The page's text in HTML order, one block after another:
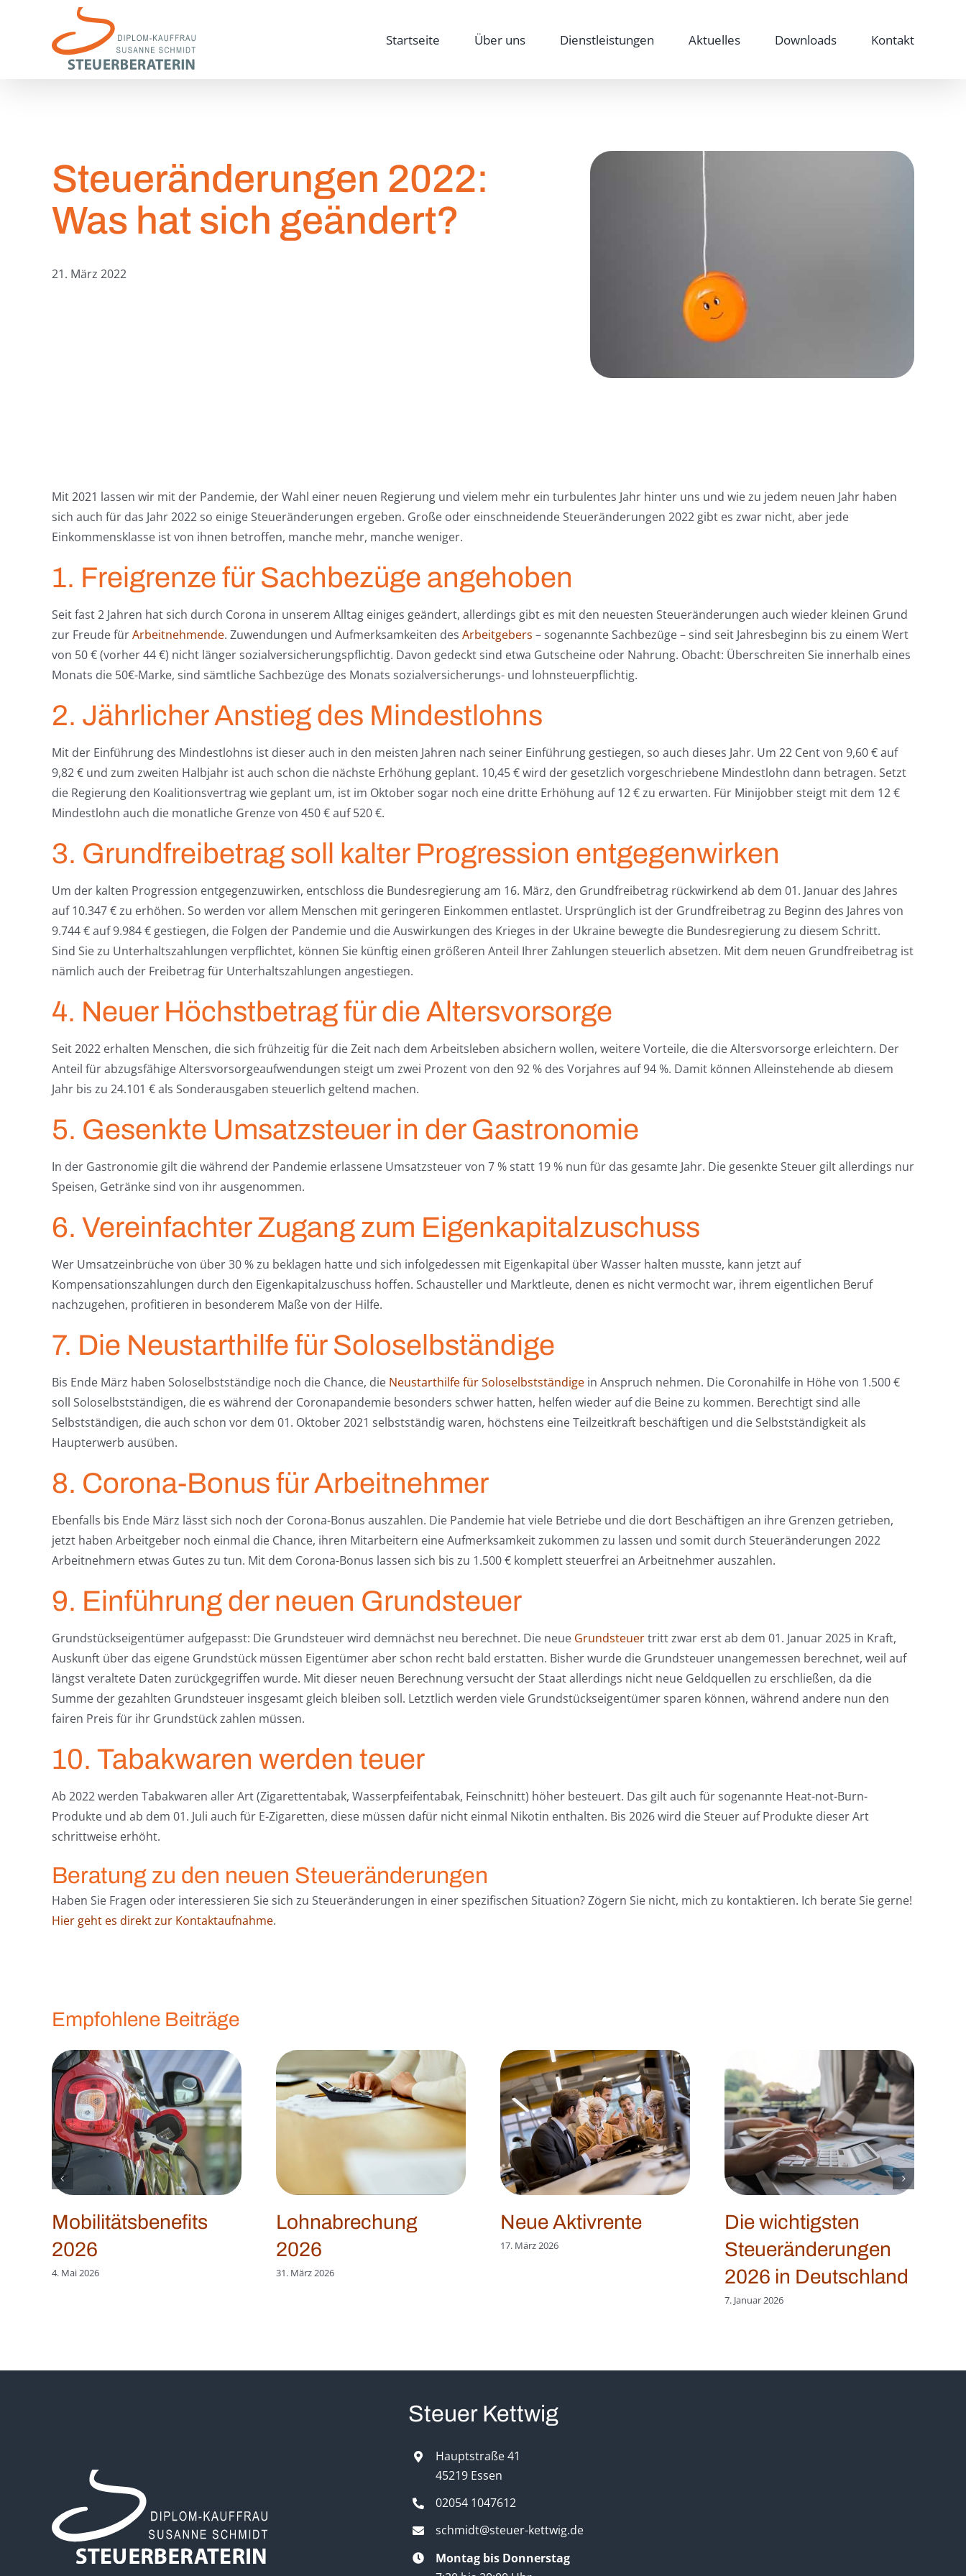
Startseite Über uns Dienstleistungen Aktuelles Downloads Kontakt
Steueränderungen 2022:
Was hat sich geändert?
21. März 2022
Mit 2021 lassen wir mit der Pandemie, der Wahl einer neuen Regierung und vielem mehr ein turbulentes Jahr hinter uns und wie zu jedem neuen Jahr haben
sich auch für das Jahr 2022 so einige Steueränderungen ergeben. Große oder einschneidende Steueränderungen 2022 gibt es zwar nicht, aber jede
Einkommensklasse ist von ihnen betroffen, manche mehr, manche weniger.
1. Freigrenze für Sachbezüge angehoben
Seit fast 2 Jahren hat sich durch Corona in unserem Alltag einiges geändert, allerdings gibt es mit den neuesten Steueränderungen auch wieder kleinen Grund
zur Freude fürArbeitnehmende. Zuwendungen und Aufmerksamkeiten des Arbeitgebers – sogenannte Sachbezüge – sind seit Jahresbeginn bis zu einem Wert
von 50 € (vorher 44 €) nicht länger sozialversicherungspflichtig. Davon gedeckt sind etwa Gutscheine oder Nahrung. Obacht: Überschreiten Sie innerhalb eines
Monats die 50€-Marke, sind sämtliche Sachbezüge des Monats sozialversicherungs- und lohnsteuerpflichtig.
2. Jährlicher Anstieg des Mindestlohns
Mit der Einführung des Mindestlohns ist dieser auch in den meisten Jahren nach seiner Einführung gestiegen, so auch dieses Jahr. Um 22 Cent von 9,60 € auf
9,82 € und zum zweiten Halbjahr ist auch schon die nächste Erhöhung geplant. 10,45 € wird der gesetzlich vorgeschriebene Mindestlohn dann betragen. Setzt
die Regierung den Koalitionsvertrag wie geplant um, ist im Oktober sogar noch eine dritte Erhöhung auf 12 € zu erwarten. Für Minijobber steigt mit dem 12 €
Mindestlohn auch die monatliche Grenze von 450 € auf 520 €.
3. Grundfreibetrag soll kalter Progression entgegenwirken
Um der kalten Progression entgegenzuwirken, entschloss die Bundesregierung am 16. März, den Grundfreibetrag rückwirkend ab dem 01. Januar des Jahres
auf 10.347 € zu erhöhen. So werden vor allem Menschen mit geringeren Einkommen entlastet. Ursprünglich ist der Grundfreibetrag zu Beginn des Jahres von
9.744 € auf 9.984 € gestiegen, die Folgen der Pandemie und die Auswirkungen des Krieges in der Ukraine bewegte die Bundesregierung zu diesem Schritt.
Sind Sie zu Unterhaltszahlungen verpflichtet, können Sie künftig einen größeren Anteil Ihrer Zahlungen steuerlich absetzen. Mit dem neuen Grundfreibetrag ist
nämlich auch der Freibetrag für Unterhaltszahlungen angestiegen.
4. Neuer Höchstbetrag für die Altersvorsorge
Seit 2022 erhalten Menschen, die sich frühzeitig für die Zeit nach dem Arbeitsleben absichern wollen, weitere Vorteile, die die Altersvorsorge erleichtern. Der
Anteil für abzugsfähige Altersvorsorgeaufwendungen steigt um zwei Prozent von den 92 % des Vorjahres auf 94 %. Damit können Alleinstehende ab diesem
Jahr bis zu 24.101 € als Sonderausgaben steuerlich geltend machen.
5. Gesenkte Umsatzsteuer in der Gastronomie
In der Gastronomie gilt die während der Pandemie erlassene Umsatzsteuer von 7 % statt 19 % nun für das gesamte Jahr. Die gesenkte Steuer gilt allerdings nur
Speisen, Getränke sind von ihr ausgenommen.
6. Vereinfachter Zugang zum Eigenkapitalzuschuss
Wer Umsatzeinbrüche von über 30 % zu beklagen hatte und sich infolgedessen mit Eigenkapital über Wasser halten musste, kann jetzt auf
Kompensationszahlungen durch den Eigenkapitalzuschuss hoffen. Schausteller und Marktleute, denen es nicht vermocht war, ihrem eigentlichen Beruf
nachzugehen, profitieren in besonderem Maße von der Hilfe.
7. Die Neustarthilfe für Soloselbständige
Bis Ende März haben Soloselbstständige noch die Chance, die Neustarthilfe für Soloselbstständigein Anspruch nehmen. Die Coronahilfe in Höhe von 1.500 €
soll Soloselbstständigen, die es während der Coronapandemie besonders schwer hatten, helfen wieder auf die Beine zu kommen. Berechtigt sind alle
Selbstständigen, die auch schon vor dem 01. Oktober 2021 selbstständig waren, höchstens eine Teilzeitkraft beschäftigen und die Selbstständigkeit als
Haupterwerb ausüben.
8. Corona-Bonus für Arbeitnehmer
Ebenfalls bis Ende März lässt sich noch der Corona-Bonus auszahlen. Die Pandemie hat viele Betriebe und die dort Beschäftigen an ihre Grenzen getrieben,
jetzt haben Arbeitgeber noch einmal die Chance, ihren Mitarbeitern eine Aufmerksamkeit zukommen zu lassen und somit durch Steueränderungen 2022
Arbeitnehmern etwas Gutes zu tun. Mit dem Corona-Bonus lassen sich bis zu 1.500 € komplett steuerfrei an Arbeitnehmer auszahlen.
9. Einführung der neuen Grundsteuer
Grundstückseigentümer aufgepasst: Die Grundsteuer wird demnächst neu berechnet. Die neue Grundsteuertritt zwar erst ab dem 01. Januar 2025 in Kraft,
Auskunft über das eigene Grundstück müssen Eigentümer aber schon recht bald erstatten. Bisher wurde die Grundsteuer unangemessen berechnet, weil auf
längst veraltete Daten zurückgegriffen wurde. Mit dieser neuen Berechnung versucht der Staat allerdings nicht neue Geldquellen zu erschließen, da die
Summe der gezahlten Grundsteuer insgesamt gleich bleiben soll. Letztlich werden viele Grundstückseigentümer sparen können, während andere nun den
fairen Preis für ihr Grundstück zahlen müssen.
10. Tabakwaren werden teuer
Ab 2022 werden Tabakwaren aller Art (Zigarettentabak, Wasserpfeifentabak, Feinschnitt) höher besteuert. Das gilt auch für sogenannte Heat-not-Burn-
Produkte und ab dem 01. Juli auch für E-Zigaretten, diese müssen dafür nicht einmal Nikotin enthalten. Bis 2026 wird die Steuer auf Produkte dieser Art
schrittweise erhöht.
Beratung zu den neuen Steueränderungen
Haben Sie Fragen oder interessieren Sie sich zu Steueränderungen in einer spezifischen Situation? Zögern Sie nicht, mich zu kontaktieren. Ich berate Sie gerne!
Hier geht es direkt zur Kontaktaufnahme.
Empfohlene Beiträge
Mobilitätsbenefits
2026
4. Mai 2026
Lohnabrechung
2026
31. März 2026
Neue Aktivrente
17. März 2026
Die wichtigsten
Steueränderungen
2026 in Deutschland
7. Januar 2026
Steuer Kettwig
Hauptstraße 41
45219 Essen
02054 1047612
schmidt@steuer-kettwig.de
Montag bis Donnerstag